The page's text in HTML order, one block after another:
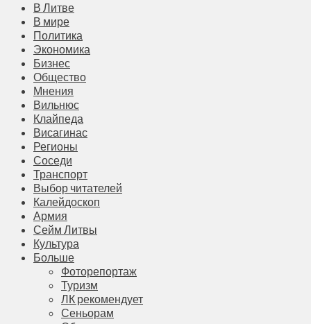
В Литве
В мире
Политика
Экономика
Бизнес
Общество
Мнения
Вильнюс
Клайпеда
Висагинас
Регионы
Соседи
Транспорт
Выбор читателей
Калейдоскоп
Армия
Сейм Литвы
Культура
Больше
Фоторепортаж
Туризм
ЛК рекомендует
Сеньорам